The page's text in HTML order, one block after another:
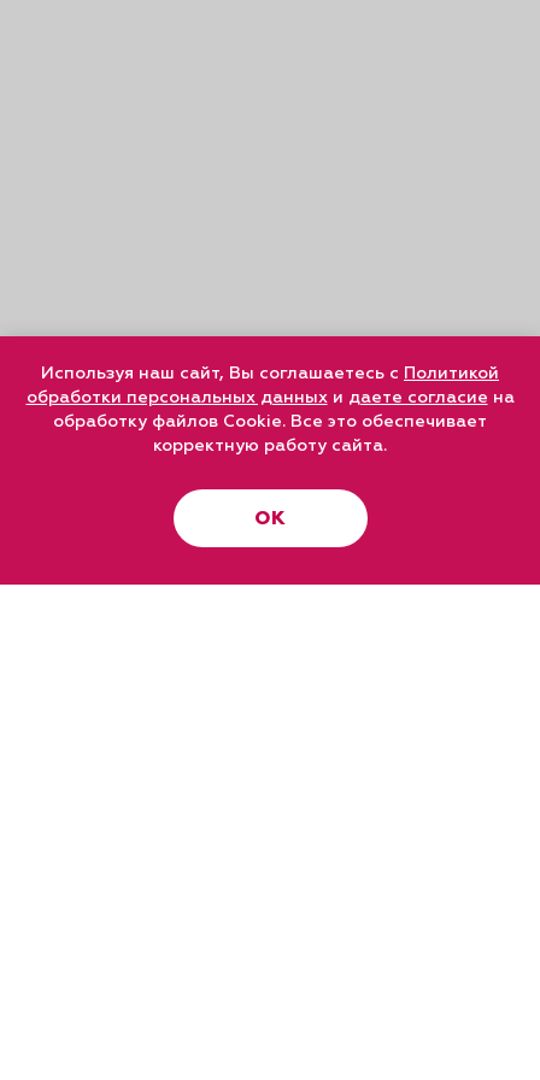
Используя наш сайт, Вы соглашаетесь с Политикой
обработки персональных данныхи даете согласие на
обработку файлов Cookie. Все это обеспечивает
корректную работу сайта.
ОК